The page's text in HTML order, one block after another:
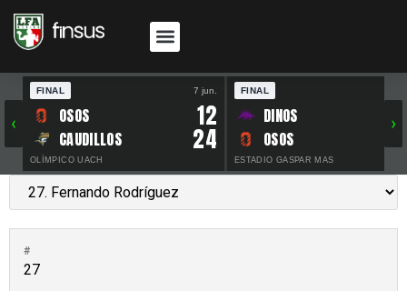
‹
FINAL 7 jun.
OSOS 12
CAUDILLOS 24
OLÍMPICO UACH
FINAL
DINOS
OSOS
ESTADIO GASPAR MAS
›
#
27